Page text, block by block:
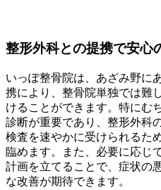
整形外科との提携で安心
いっぽ整骨院は、あざみ野に
携により、整骨院単独では難
けることができます。特にむ
診断が重要であり、整形外科
検査を速やかに受けられるた
臨めます。また、必要に応じ
計画を立てることで、症状の
な改善が期待できます。